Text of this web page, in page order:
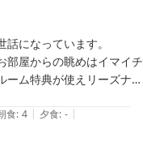
光栄に存じます。
」とのお言葉に、私ど
なるご滞在をご提供で
になっています。
部屋からの眺めはイマイチ
ム特典が使えリーズナブ
かえるのも子連れには便
した。
食: 4 | 夕食: - |